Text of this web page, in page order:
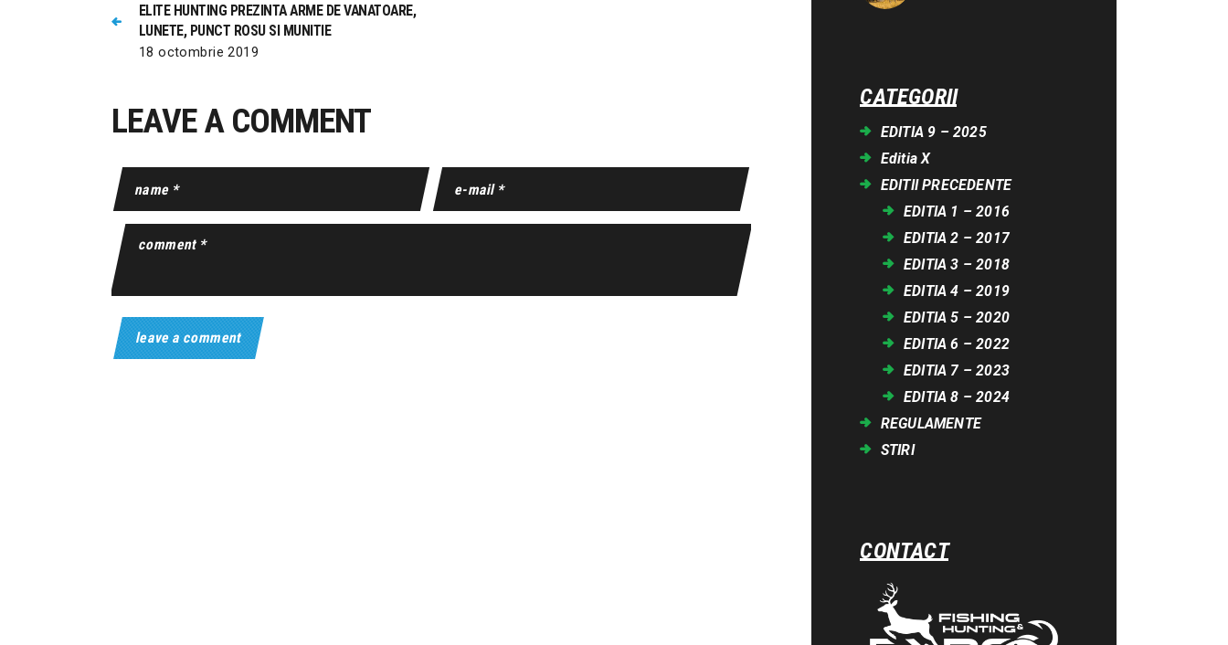
ELITE HUNTING PREZINTA ARME DE VANATOARE,
LUNETE, PUNCT ROSU SI MUNITIE
18 octombrie 2019
LEAVE A COMMENT
CATEGORII
EDITIA 9 – 2025
Editia X
EDITII PRECEDENTE
EDITIA 1 – 2016
EDITIA 2 – 2017
EDITIA 3 – 2018
EDITIA 4 – 2019
EDITIA 5 – 2020
EDITIA 6 – 2022
EDITIA 7 – 2023
EDITIA 8 – 2024
REGULAMENTE
STIRI
CONTACT